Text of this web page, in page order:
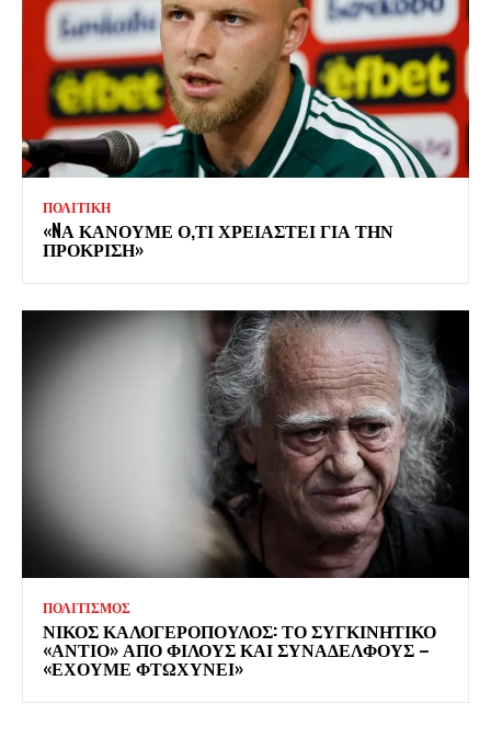
ΠΟΛΙΤΙΚΗ
«NΑ ΚΑΝΟΥΜΕ Ο,ΤΙ ΧΡΕΙΑΣΤΕΙ ΓΙΑ ΤΗΝ
ΠΡΟΚΡΙΣΗ»
ΠΟΛΙΤΙΣΜΟΣ
ΝΙΚΟΣ ΚΑΛΟΓΕΡΟΠΟΥΛΟΣ: ΤΟ ΣΥΓΚΙΝΗΤΙΚΟ
«ΑΝΤΙΟ» ΑΠΟ ΦΙΛΟΥΣ ΚΑΙ ΣΥΝΑΔΕΛΦΟΥΣ –
«ΕΧΟΥΜΕ ΦΤΩΧΥΝΕΙ»